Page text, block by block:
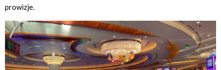
prowizje.